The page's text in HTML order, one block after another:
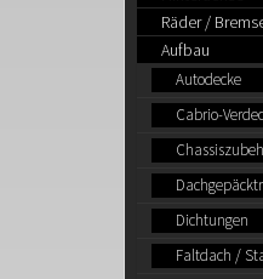
Räder /
Aufbau
Autodecke
Cabrio-
Dichtungen
Faltdach /